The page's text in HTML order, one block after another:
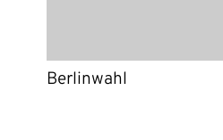
Berlinwahl